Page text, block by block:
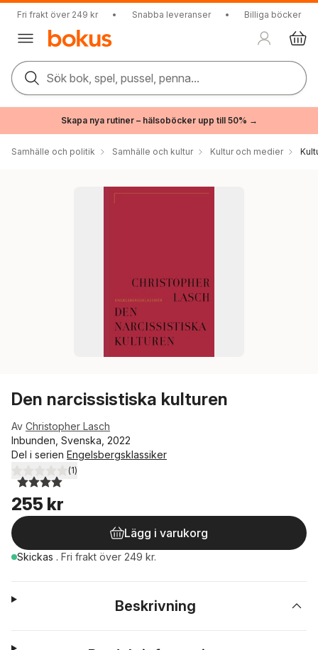
Fri frakt över 249 kr • Snabba leveranser • Billiga böcker
Sök bok, spel, pussel, penna...
Skapa nya rutiner – hälsoböcker upp till 50% →
Samhälle och politik Samhälle och kultur Kultur och medier
Den narcissistiska kulturen
Av Christopher Lasch
Inbunden, Svenska, 2022
Del i serien Engelsbergsklassiker
4,0utav 5 stjärnor. Totalt antal röster:
(1)
255 kr
Lägg i varukorg
Skickas . Fri frakt över 249 kr.
Beskrivning